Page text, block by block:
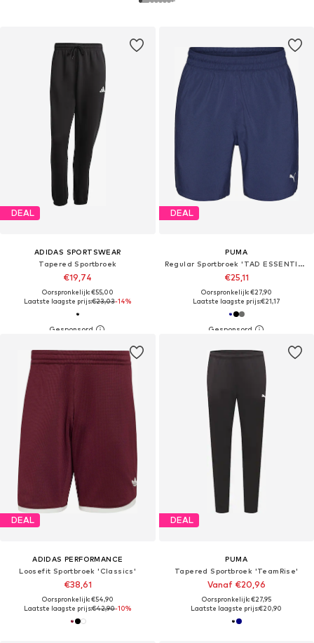
DEAL
ADIDAS SPORTSWEAR
Tapered Sportbroek
€19,74
Oorspronkelijk: €55,00
Laatste laagste prijs:€23,03-14%
DEAL
PUMA
Regular Sportbroek 'TAD ESSENTIALS'
€25,11
Oorspronkelijk: €27,90
Laatste laagste prijs:€21,17
DEAL
ADIDAS PERFORMANCE
Loosefit Sportbroek 'Classics'
€38,61
Oorspronkelijk: €54,90
Laatste laagste prijs:€42,90-10%
DEAL
PUMA
Tapered Sportbroek 'TeamRise'
Vanaf €20,96
Oorspronkelijk: €27,95
Laatste laagste prijs:€20,90